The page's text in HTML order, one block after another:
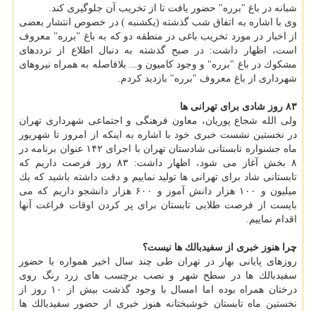
شبانه در باغ "برره" حضور یافت تا از تخریب آن جلوگیری كند.
وی با اشاره به اتفاق شب گذشته (یكشنبه ) در خصوص انتشار بعضی
از اخبار در مورد تخریب باغی در منطقه دو كه به باغ "برره" معروف
است، اظهار داشت: در صبح گذشته به دنبال اطلاع از ترددهای
مشكوك در باغ "برره" و وجود كامیون و... بلافاصله به همراه نیروهای
شهرداری از باغ معروف "برره" بازدید كردم.
۸۳ روز شادی برای تهرانی ها
ولی الله شجاع پوریان، معاون فرهنگی و اجتماعی شهرداری تهران
در نخستین نشست خبری خود با اشاره به اینكه از امروز تا شهریور
ماه جشنواره تابستانی شادستان تهران با اجرای ۱۴۲ عنوان برنامه در
۸ بخش آغاز می شود، اظهار داشت: ۸۳ روز فرصت داریم كه
تابستانی شاد برای تهرانی ها تولید نماییم و دقت داشته باشید كه یك
میلیون و ۱۰۰ هزار دانش آموز و ۶۰۰ هزار دانشجو داریم كه می
بایست از فرصت طلایی تابستان برای پر كردن اوقات فراغت آنها
اقدام نماییم.
چرا هنوز خبری از سفیدبالك ها نیست؟
روزهای پایانی بهار در تهران طی چند سال اخیر همواره با حضور
سفیدبالك ها در سطح شهر و نصب برچسب های زرد رنگ روی
درختان همراه بوده اما امسال با وجود گذشت بیش از ۱۰ روز از
نخستین ماه تابستان خوشبختانه هنوز خبری از حضور سفیدبالك ها